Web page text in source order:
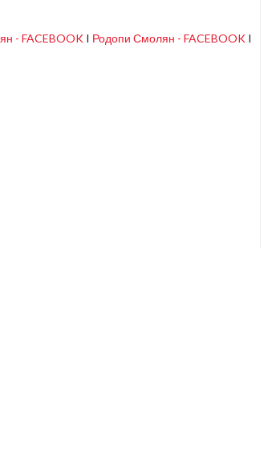
- FACEBOOK I Родопи Смолян - FACEBOOK I